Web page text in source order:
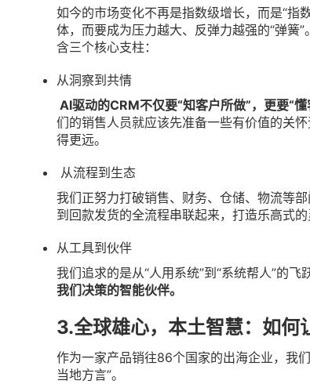
如今的市场变化不再是指数级增长，而是“指
体，而要成为压力越大、反弹力越强的“弹簧
含三个核心支柱：
从洞察到共情
AI驱动的CRM不仅要“知客户所做”，更要“懂
们的销售人员就应该先准备一些有价值的关
得更远。
从流程到生态
我们正努力打破销售、财务、仓储、物流等
到回款发货的全流程串联起来，打造乐高式的
从工具到伙伴
我们追求的是从“人用系统”到“系统帮人”的飞
我们决策的智能伙伴。
3.全球雄心，本土智慧：如何
作为一家产品销往86个国家的出海企业，我
当地方言”。